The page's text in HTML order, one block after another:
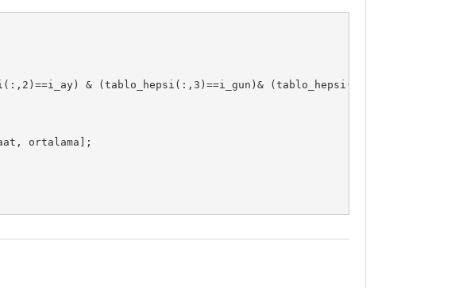
& (tablo_hepsi(:,3)==i_gun)& (tablo_hepsi(:,4)==i_saat),:);
ortalama];